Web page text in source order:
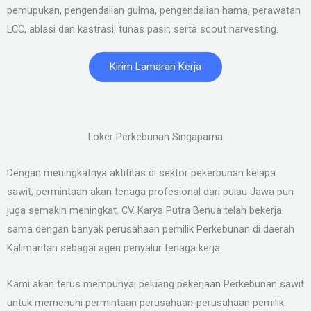
pemupukan, pengendalian gulma, pengendalian hama, perawatan
LCC, ablasi dan kastrasi, tunas pasir, serta scout harvesting.
Kirim Lamaran Kerja
Loker Perkebunan Singaparna
Dengan meningkatnya aktifitas di sektor pekerbunan kelapa
sawit, permintaan akan tenaga profesional dari pulau Jawa pun
juga semakin meningkat. CV. Karya Putra Benua telah bekerja
sama dengan banyak perusahaan pemilik Perkebunan di daerah
Kalimantan sebagai agen penyalur tenaga kerja.
Kami akan terus mempunyai peluang pekerjaan Perkebunan sawit
untuk memenuhi permintaan perusahaan-perusahaan pemilik